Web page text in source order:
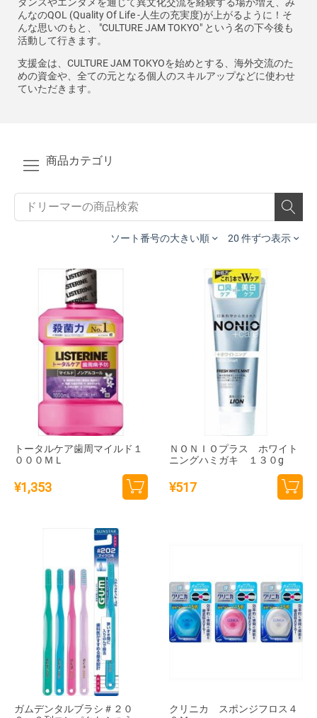
んなのQOL (Quality Of Life -人生の充実度)が上がるように！そ
んな思いのもと、 "CULTURE JAM TOKYO" という名の下今後も
活動して行きます。
支援金は、CULTURE JAM TOKYOを始めとする、海外交流のた
めの資金や、全ての元となる個人のスキルアップなどに使わせ
ていただきます。
商品カテゴリ
ソート番号の大きい順 20 件ずつ表示
トータルケア歯周マイルド１
０００ＭＬ
¥1,353
ＮＯＮＩＯプラス ホワイト
ニングハミガキ １３０g
¥517
ガムデンタルブラシ＃２０
クリニカ スポンジフロス４